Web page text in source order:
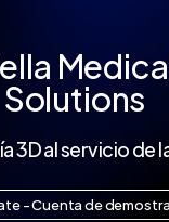
Solutions
3D al servicio de
te -Cuentadedemostr